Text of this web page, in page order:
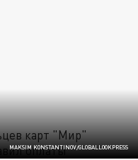
MAKSIM KONSTANTINOV/GLOBALLOOKPRESS